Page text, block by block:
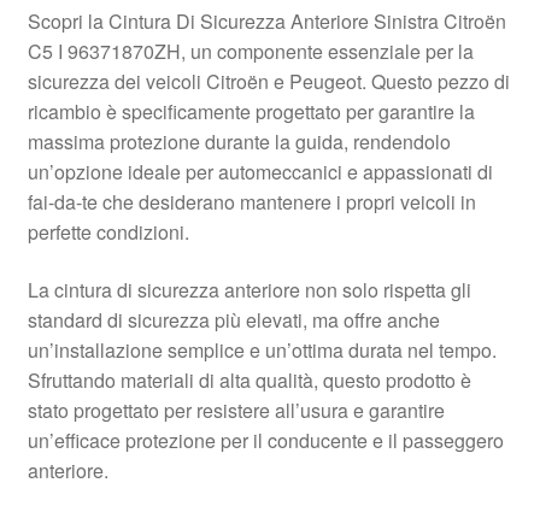
Il mio account
Pagamenti
Politica sulla riservatezza
Procedura di Reclamo
Rimostranza
Spedizione in tutto il mondo
Termini e condizioni
Scopri la Cintura Di Sicurezza Anteriore Sinistra Citroën
C5 I 96371870ZH, un componente essenziale per la
sicurezza dei veicoli Citroën e Peugeot. Questo pezzo di
ricambio è specificamente progettato per garantire la
massima protezione durante la guida, rendendolo
un’opzione ideale per automeccanici e appassionati di
fai-da-te che desiderano mantenere i propri veicoli in
perfette condizioni.
La cintura di sicurezza anteriore non solo rispetta gli
standard di sicurezza più elevati, ma offre anche
un’installazione semplice e un’ottima durata nel tempo.
Sfruttando materiali di alta qualità, questo prodotto è
stato progettato per resistere all’usura e garantire
un’efficace protezione per il conducente e il passeggero
anteriore.